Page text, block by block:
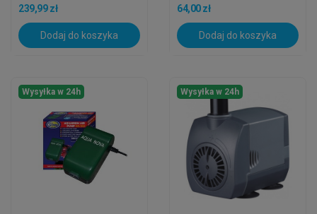
239,99 zł
Dodaj do koszyka
64,00 zł
Dodaj do koszyka
Wysyłka w 24h Wysyłka w 24h